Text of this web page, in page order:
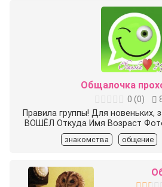
Общалочка
0 (0)
Правила группы! Для новеньких,
ВОШЁЛ ️Откуда ️Имя ️Возраст
знакомства общение